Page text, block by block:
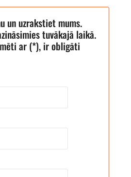
un uzrakstiet mums.
tuvākajā laikā.
ar (*), ir obligāti